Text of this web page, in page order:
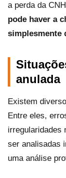
a perda da
pode haver a
simplesmente
anulada
Existem
Entre eles,
irregularidades
ser analisadas
uma análise